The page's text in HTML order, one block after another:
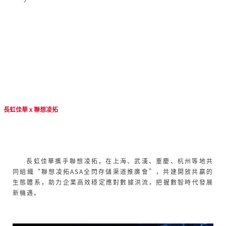
長虹佳華 x 聯想凌拓
長虹佳華攜手聯想凌拓，在上海、武漢、重慶、杭州等地共
同組織“聯想凌拓ASA全閃存儲渠道推廣會”，共建開放共贏的
生態體系，助力企業高效穩定應對數據洪流，把握數智時代發展
新機遇。